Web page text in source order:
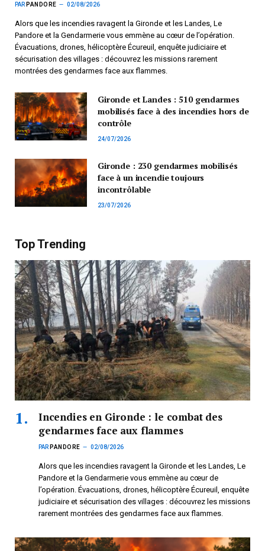
PAR PANDORE 02/08/2026
Alors que les incendies ravagent la Gironde et les Landes, Le
Pandore et la Gendarmerie vous emmène au cœur de l’opération.
Évacuations, drones, hélicoptère Écureuil, enquête judiciaire et
sécurisation des villages : découvrez les missions rarement
montrées des gendarmes face aux flammes.
Gironde et Landes : 510 gendarmes
mobilisés face à des incendies hors de
contrôle
24/07/2026
Gironde : 230 gendarmes mobilisés
face à un incendie toujours
incontrôlable
23/07/2026
Top Trending
Incendies en Gironde : le combat des
gendarmes face aux flammes
PAR PANDORE 02/08/2026
Alors que les incendies ravagent la Gironde et les Landes, Le
Pandore et la Gendarmerie vous emmène au cœur de
l’opération. Évacuations, drones, hélicoptère Écureuil, enquête
judiciaire et sécurisation des villages : découvrez les missions
rarement montrées des gendarmes face aux flammes.